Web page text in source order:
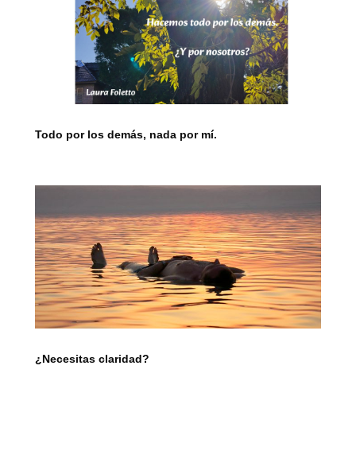
Todo por los demás, nada por mí.
¿Necesitas claridad?